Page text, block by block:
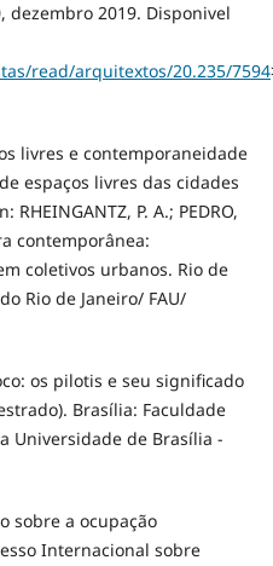
dezembro 2019. Disponivel
read/arquitextos/20.235/7594
livres e contemporaneidade
espaços livres das cidades
P. A.; PEDRO,
contemporânea:
coletivos urbanos. Rio de
Rio de Janeiro/ FAU/
os pilotis e seu significado
Brasília: Faculdade
Universidade de Brasília -
sobre a ocupação
Internacional sobre